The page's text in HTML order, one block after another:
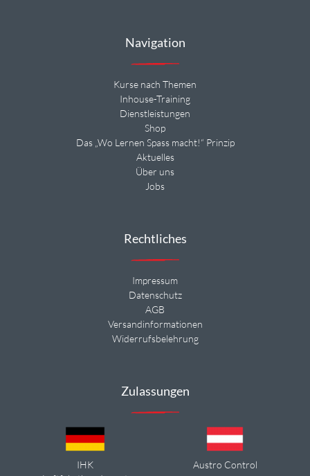
Navigation
Kurse nach Themen
Inhouse-Training
Dienstleistungen
Shop
Das „Wo Lernen Spass macht!“ Prinzip
Aktuelles
Über uns
Jobs
Rechtliches
Impressum
Datenschutz
AGB
Versandinformationen
Widerrufsbelehrung
Zulassungen
IHK
Austro Control